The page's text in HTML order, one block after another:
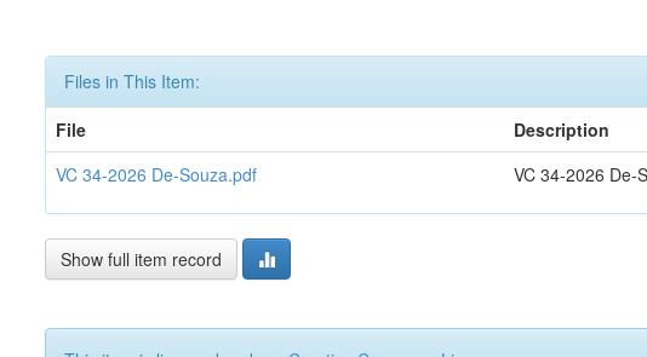
Files in This Item:
File
Description
VC 34-2026 De-Souza.pdf
VC 34-2026 De-
Show full item record